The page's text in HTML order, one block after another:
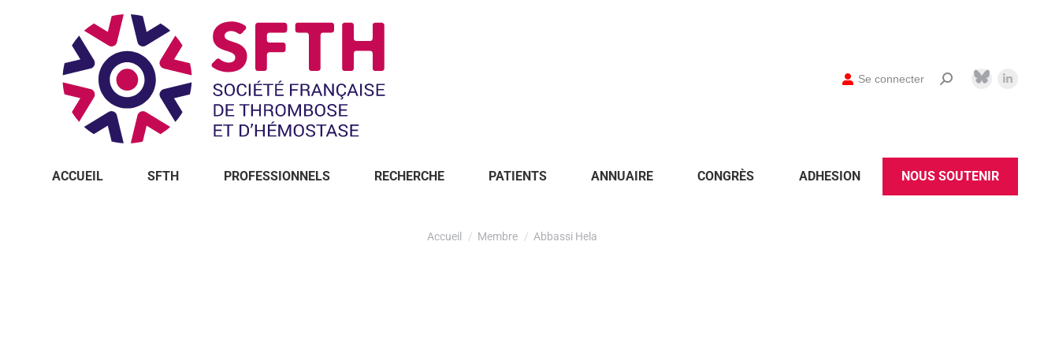
Se connecter
ACCUEIL SFTH PROFESSIONNELS RECHERCHE PATIENTS ANNUAIRE CONGRÈS ADHESION NOUS SOUTENIR
Accueil Membre Abbassi Hela